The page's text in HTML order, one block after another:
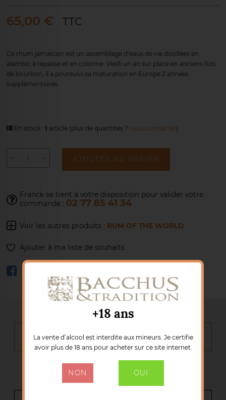
65,00 € TTC
Ce rhum jamaïcain est un assemblage d’eaux de vie distillées en
alambic à repasse et en colonne. Vieilli un an sur place en anciens fûts
de bourbon, il a poursuivi sa maturation en Europe 2 années
supplémentaires.
En stock : 1 article(plus de quantités ? nous contacter)
AJOUTER AU PANIER
Franck se tient à votre disposition pour valider votre
commande : 02 77 85 41 34
Voir les autres produits : RUM OF THE WORLD
Ajouter à ma liste de souhaits
DESCRIPTION
+18 ans
La vente d’alcool est interdite aux mineurs. Je certifie
avoir plus de 18 ans pour acheter sur ce site internet.
NON OUI